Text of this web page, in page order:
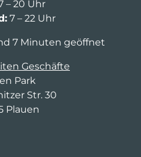
– 20 Uhr
7 – 22 Uhr
7 Minuten geöffnet
Geschäfte
Park
Str. 30
Plauen